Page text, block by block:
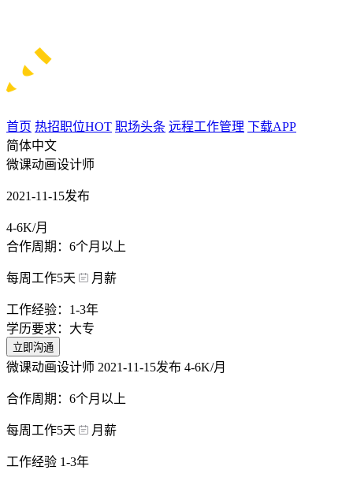
首页 热招职位HOT 职场头条 远程工作管理 下载APP
简体中文
微课动画设计师
2021-11-15发布
4-6K/月
合作周期：6个月以上
每周工作5天 月薪
工作经验：1-3年
学历要求：大专
立即沟通
微课动画设计师 2021-11-15发布 4-6K/月
合作周期：6个月以上
每周工作5天 月薪
工作经验 1-3年